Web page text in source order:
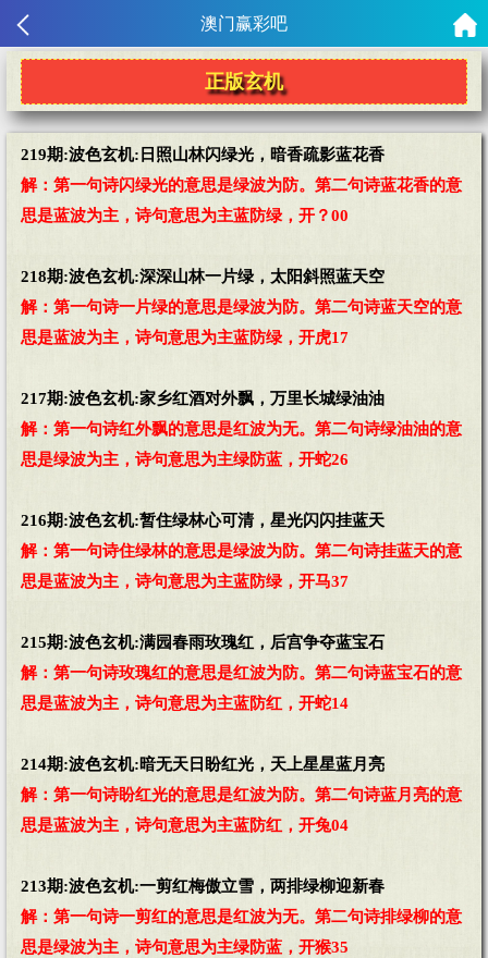
澳门赢彩吧
正版玄机
219期:波色玄机:日照山林闪绿光，暗香疏影蓝花香
解：第一句诗闪绿光的意思是绿波为防。第二句诗蓝花香的意
思是蓝波为主，诗句意思为主蓝防绿，开？00
218期:波色玄机:深深山林一片绿，太阳斜照蓝天空
解：第一句诗一片绿的意思是绿波为防。第二句诗蓝天空的意
思是蓝波为主，诗句意思为主蓝防绿，开虎17
217期:波色玄机:家乡红酒对外飘，万里长城绿油油
解：第一句诗红外飘的意思是红波为无。第二句诗绿油油的意
思是绿波为主，诗句意思为主绿防蓝，开蛇26
216期:波色玄机:暂住绿林心可清，星光闪闪挂蓝天
解：第一句诗住绿林的意思是绿波为防。第二句诗挂蓝天的意
思是蓝波为主，诗句意思为主蓝防绿，开马37
215期:波色玄机:满园春雨玫瑰红，后宫争夺蓝宝石
解：第一句诗玫瑰红的意思是红波为防。第二句诗蓝宝石的意
思是蓝波为主，诗句意思为主蓝防红，开蛇14
214期:波色玄机:暗无天日盼红光，天上星星蓝月亮
解：第一句诗盼红光的意思是红波为防。第二句诗蓝月亮的意
思是蓝波为主，诗句意思为主蓝防红，开兔04
213期:波色玄机:一剪红梅傲立雪，两排绿柳迎新春
解：第一句诗一剪红的意思是红波为无。第二句诗排绿柳的意
思是绿波为主，诗句意思为主绿防蓝，开猴35